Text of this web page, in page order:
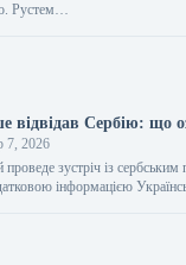
Рустем…
відвідав Сербію: що
7, 2026
зустріч із
інформацією